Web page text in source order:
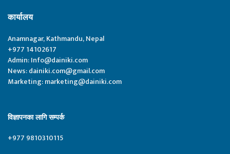
कार्यालय
Anamnagar, Kathmandu, Nepal
+977 14102617
Admin:Info@dainiki.com
News:dainiki.com@gmail.com
Marketing:marketing@dainiki.com
विज्ञापनका लागि सम्पर्क
+977 9810310115